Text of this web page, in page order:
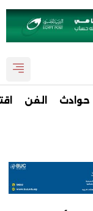
حوادث الفن